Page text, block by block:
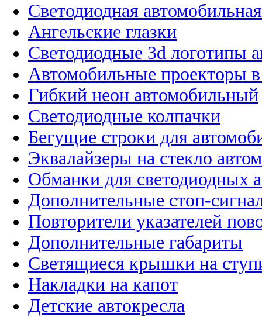
Светодиодная
Ангельские глазки
Светодиодные 3d логотипы
Автомобильные проекторы
Гибкий неон автомобильный
Светодиодные колпачки
Бегущие строки для
Эквалайзеры на стекло
Обманки для светодиодных
Дополнительные стоп-
Повторители указателей
Дополнительные габариты
Светящиеся крышки на
Накладки на капот
Детские автокресла